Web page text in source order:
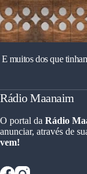
E muitos dos que
Rádio Maanaim
O portal da Rádio
anunciar, através de
vem!